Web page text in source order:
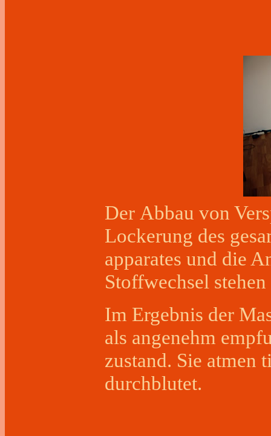
Der Abbau von
Lockerung des
apparates und die
Stoffwechsel
Im Ergebnis der
als angenehm
zustand. Sie atmen
durchblutet.